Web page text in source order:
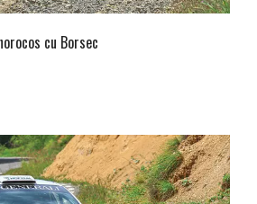
cu Borsec